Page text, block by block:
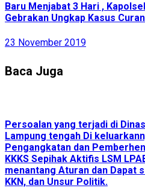
Baru Menjabat 3 Hari ,
Gebrakan Ungkap Kasus
23 November 2019
Baca Juga
Persoalan yang terjadi di
Lampung tengah Di
Pengangkatan dan
KKKS Sepihak Aktifis LSM
menantang Aturan dan Dapat
KKN, dan Unsur Politik.